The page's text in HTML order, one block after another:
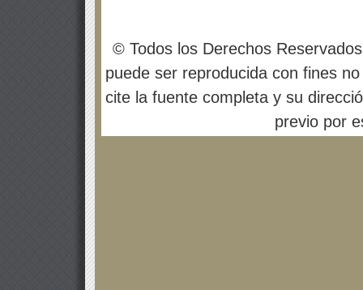
© Todos los Derechos
puede ser reproducida con fines
cite la fuente completa y su
previo por